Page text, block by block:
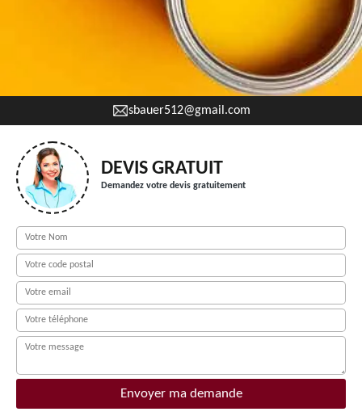
sbauer512@gmail.com
DEVIS GRATUIT
Demandez votre devis gratuitement